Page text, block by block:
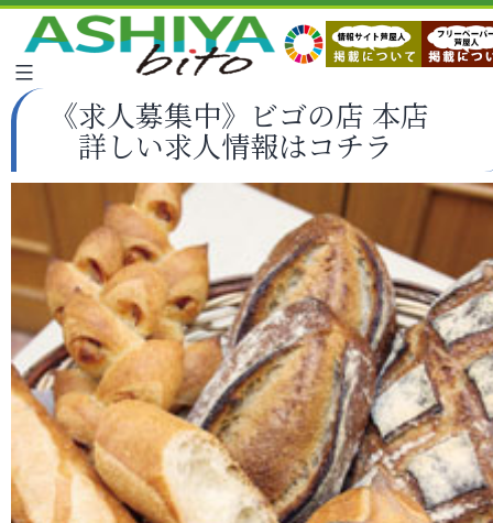
《求人募集中》ビゴの店 本店
詳しい求人情報はコチラ